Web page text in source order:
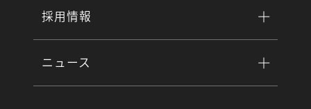
採用情報
ニュース